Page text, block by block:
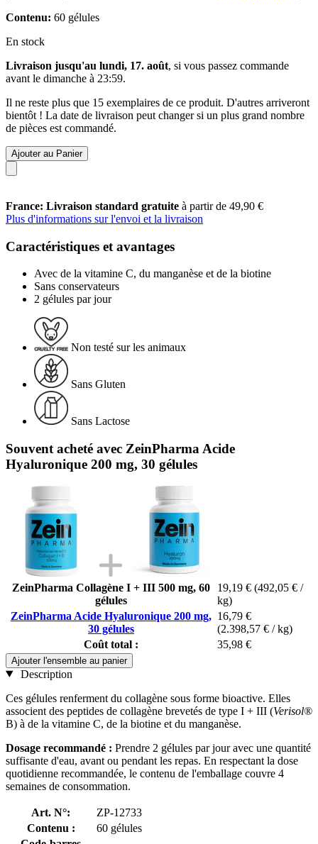
Contenu: 60 gélules
En stock
Livraison jusqu'au lundi, 17. août, si vous passez commande
avant le dimanche à 23:59.
Il ne reste plus que 15 exemplaires de ce produit. D'autres arriveront
bientôt ! La date de livraison peut changer si un plus grand nombre
de pièces est commandé.
Ajouter au Panier
France: Livraison standard gratuite à partir de 49,90 €
Plus d'informations sur l'envoi et la livraison
Caractéristiques et avantages
Avec de la vitamine C, du manganèse et de la biotine
Sans conservateurs
2 gélules par jour
Non testé sur les animaux
Sans Gluten
Sans Lactose
Souvent acheté avec ZeinPharma Acide
Hyaluronique 200 mg, 30 gélules
ZeinPharma Collagène I + III 500 mg, 60
gélules
19,19 € (492,05 € /
kg)
ZeinPharma Acide Hyaluronique 200 mg,
30 gélules
16,79 €
(2.398,57 € / kg)
Coût total :
35,98 €
Ajouter l'ensemble au panier
Description
Ces gélules renferment du collagène sous forme bioactive. Elles
associent des peptides de collagène brevetés de type I + III (Verisol®
B) à de la vitamine C, de la biotine et du manganèse.
Dosage recommandé : Prendre 2 gélules par jour avec une quantité
suffisante d'eau, avant ou pendant les repas. En respectant la dose
quotidienne recommandée, le contenu de l'emballage couvre 4
semaines de consommation.
Art. N°:
ZP-12733
Contenu :
60 gélules